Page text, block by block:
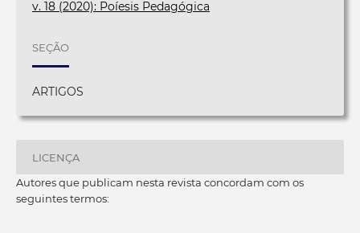
v. 18 (2020): Poíesis Pedagógica
SEÇÃO
ARTIGOS
LICENÇA
Autores que publicam nesta revista concordam com os
seguintes termos: